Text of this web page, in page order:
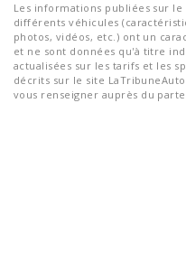
Les informations publiées sur
différents véhicules
photos, vidéos, etc.) ont un
et ne sont données qu'à titre
actualisées sur les tarifs et les
décrits sur le site
vous renseigner auprès du